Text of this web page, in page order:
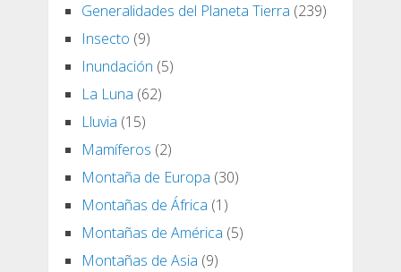
Generalidades del Planeta Tierra (239)
Insecto (9)
Inundación (5)
La Luna (62)
Lluvia (15)
Mamíferos (2)
Montaña de Europa (30)
Montañas de África (1)
Montañas de América (5)
Montañas de Asia (9)